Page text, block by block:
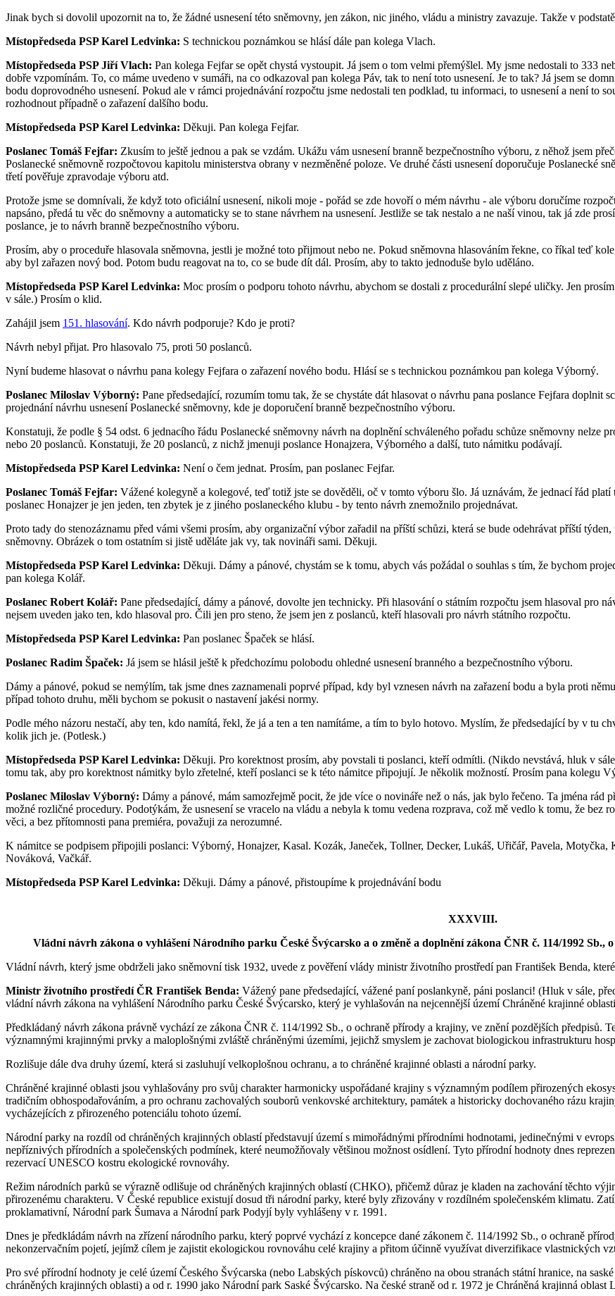
Jinak bych si dovolil upozornit na to, že žádné usnesení této sněmovny, jen zákon, nic jiného, vládu a ministry zavazuje. Takže v
Místopředseda PSP Karel Ledvinka: S technickou poznámkou se hlásí dále pan kolega Vlach.
Místopředseda PSP Jiří Vlach: Pan kolega Fejfar se opět chystá vystoupit. Já jsem o tom velmi přemýšlel. My jsme nedostali to 333
dobře vzpomínám. To, co máme uvedeno v sumáři, na co odkazoval pan kolega Páv, tak to není toto usnesení. Je to tak? Já jsem se
bodu doprovodného usnesení. Pokud ale v rámci projednávání rozpočtu jsme nedostali ten podklad, tu informaci, to usnesení a není to
rozhodnout případně o zařazení dalšího bodu.
Místopředseda PSP Karel Ledvinka: Děkuji. Pan kolega Fejfar.
Poslanec Tomáš Fejfar: Zkusím to ještě jednou a pak se vzdám. Ukážu vám usnesení branně bezpečnostního výboru, z něhož jsem
Poslanecké sněmovně rozpočtovou kapitolu ministerstva obrany v nezměněné poloze. Ve druhé části usnesení doporučuje Poslanecké
třetí pověřuje zpravodaje výboru atd.
Protože jsme se domnívali, že když toto oficiální usnesení, nikoli moje - pořád se zde hovoří o mém návrhu - ale výboru doručíme
napsáno, předá tu věc do sněmovny a automaticky se to stane návrhem na usnesení. Jestliže se tak nestalo a ne naší vinou, tak já zde
poslance, je to návrh branně bezpečnostního výboru.
Prosím, aby o proceduře hlasovala sněmovna, jestli je možné toto přijmout nebo ne. Pokud sněmovna hlasováním řekne, co říkal teď
aby byl zařazen nový bod. Potom budu reagovat na to, co se bude dít dál. Prosím, aby to takto jednoduše bylo uděláno.
Místopředseda PSP Karel Ledvinka: Moc prosím o podporu tohoto návrhu, abychom se dostali z procedurální slepé uličky. Jen
v sále.) Prosím o klid.
Zahájil jsem 151. hlasování. Kdo návrh podporuje? Kdo je proti?
Návrh nebyl přijat. Pro hlasovalo 75, proti 50 poslanců.
Nyní budeme hlasovat o návrhu pana kolegy Fejfara o zařazení nového bodu. Hlásí se s technickou poznámkou pan kolega Výborný.
Poslanec Miloslav Výborný: Pane předsedající, rozumím tomu tak, že se chystáte dát hlasovat o návrhu pana poslance Fejfara doplnit
projednání návrhu usnesení Poslanecké sněmovny, kde je doporučení branně bezpečnostního výboru.
Konstatuji, že podle § 54 odst. 6 jednacího řádu Poslanecké sněmovny návrh na doplnění schváleného pořadu schůze sněmovny nelze
nebo 20 poslanců. Konstatuji, že 20 poslanců, z nichž jmenuji poslance Honajzera, Výborného a další, tuto námitku podávají.
Místopředseda PSP Karel Ledvinka: Není o čem jednat. Prosím, pan poslanec Fejfar.
Poslanec Tomáš Fejfar: Vážené kolegyně a kolegové, teď totiž jste se dověděli, oč v tomto výboru šlo. Já uznávám, že jednací řád
poslanec Honajzer je jen jeden, ten zbytek je z jiného poslaneckého klubu - by tento návrh znemožnilo projednávat.
Proto tady do stenozáznamu před vámi všemi prosím, aby organizační výbor zařadil na příští schůzi, která se bude odehrávat příští
sněmovny. Obrázek o tom ostatním si jistě uděláte jak vy, tak novináři sami. Děkuji.
Místopředseda PSP Karel Ledvinka: Děkuji. Dámy a pánové, chystám se k tomu, abych vás požádal o souhlas s tím, že bychom
pan kolega Kolář.
Poslanec Robert Kolář: Pane předsedající, dámy a pánové, dovolte jen technicky. Při hlasování o státním rozpočtu jsem hlasoval pro
nejsem uveden jako ten, kdo hlasoval pro. Čili jen pro steno, že jsem jen z poslanců, kteří hlasovali pro návrh státního rozpočtu.
Místopředseda PSP Karel Ledvinka: Pan poslanec Špaček se hlásí.
Poslanec Radim Špaček: Já jsem se hlásil ještě k předchozímu polobodu ohledné usnesení branného a bezpečnostního výboru.
Dámy a pánové, pokud se nemýlím, tak jsme dnes zaznamenali poprvé případ, kdy byl vznesen návrh na zařazení bodu a byla proti
případ tohoto druhu, měli bychom se pokusit o nastavení jakési normy.
Podle mého názoru nestačí, aby ten, kdo namítá, řekl, že já a ten a ten namítáme, a tím to bylo hotovo. Myslím, že předsedající by v tu
kolik jich je. (Potlesk.)
Místopředseda PSP Karel Ledvinka: Děkuji. Pro korektnost prosím, aby povstali ti poslanci, kteří odmítli. (Nikdo nevstává, hluk v
tomu tak, aby pro korektnost námitky bylo zřetelné, kteří poslanci se k této námitce připojují. Je několik možností. Prosím pana kolegu
Poslanec Miloslav Výborný: Dámy a pánové, mám samozřejmě pocit, že jde více o novináře než o nás, jak bylo řečeno. Ta jména rád
možné rozličné procedury. Podotýkám, že usnesení se vracelo na vládu a nebyla k tomu vedena rozprava, což mě vedlo k tomu, že bez
věci, a bez přítomnosti pana premiéra, považuji za nerozumné.
K námitce se podpisem připojili poslanci: Výborný, Honajzer, Kasal. Kozák, Janeček, Tollner, Decker, Lukáš, Uřičář, Pavela,
Nováková, Vačkář.
Místopředseda PSP Karel Ledvinka: Děkuji. Dámy a pánové, přistoupíme k projednávání bodu
XXXVIII.
Vládní návrh zákona o vyhlášení Národního parku České Švýcarsko a o změně a doplnění zákona ČNR č. 114/1992
Vládní návrh, který jsme obdrželi jako sněmovní tisk 1932, uvede z pověření vlády ministr životního prostředí pan František Benda,
Ministr životního prostředí ČR František Benda: Vážený pane předsedající, vážené paní poslankyně, páni poslanci! (Hluk v sále,
vládní návrh zákona na vyhlášení Národního parku České Švýcarsko, který je vyhlašován na nejcennější území Chráněné krajinné
Předkládaný návrh zákona právně vychází ze zákona ČNR č. 114/1992 Sb., o ochraně přírody a krajiny, ve znění pozdějších předpisů.
významnými krajinnými prvky a maloplošnými zvláště chráněnými územími, jejichž smyslem je zachovat biologickou infrastrukturu
Rozlišuje dále dva druhy území, která si zasluhují velkoplošnou ochranu, a to chráněné krajinné oblasti a národní parky.
Chráněné krajinné oblasti jsou vyhlašovány pro svůj charakter harmonicky uspořádané krajiny s významným podílem přirozených
tradičním obhospodařováním, a pro ochranu zachovalých souborů venkovské architektury, památek a historicky dochovaného rázu
vycházejících z přirozeného potenciálu tohoto území.
Národní parky na rozdíl od chráněných krajinných oblastí představují území s mimořádnými přírodními hodnotami, jedinečnými v
nepříznivých přírodních a společenských podmínek, které neumožňovaly většinou možnost osídlení. Tyto přírodní hodnoty dnes
rezervací UNESCO kostru ekologické rovnováhy.
Režim národních parků se výrazně odlišuje od chráněných krajinných oblastí (CHKO), přičemž důraz je kladen na zachování těchto
přirozenému charakteru. V České republice existují dosud tři národní parky, které byly zřizovány v rozdílném společenském klimatu.
proklamativní, Národní park Šumava a Národní park Podyjí byly vyhlášeny v r. 1991.
Dnes je předkládám návrh na zřízení národního parku, který poprvé vychází z koncepce dané zákonem č. 114/1992 Sb., o ochraně
nekonzervačním pojetí, jejímž cílem je zajistit ekologickou rovnováhu celé krajiny a přitom účinně využívat diverzifikace vlastnických
Pro své přírodní hodnoty je celé území Českého Švýcarska (nebo Labských pískovců) chráněno na obou stranách státní hranice, na
chráněných krajinných oblasti) a od r. 1990 jako Národní park Saské Švýcarsko. Na české straně od r. 1972 je Chráněná krajinná oblast